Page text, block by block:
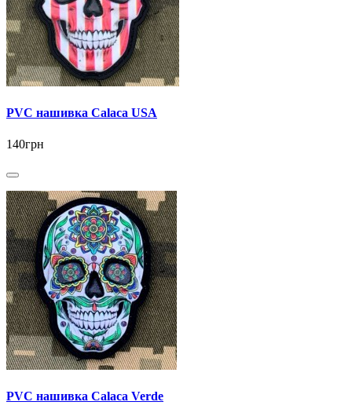
PVC нашивка Calaca USA
140грн
PVC нашивка Calaca Verde